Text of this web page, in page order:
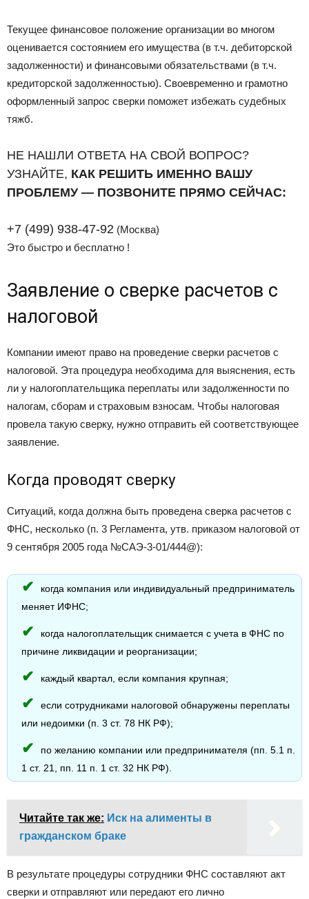
Текущее финансовое положение организации во многом
оценивается состоянием его имущества (в т.ч. дебиторской
задолженности) и финансовыми обязательствами (в т.ч.
кредиторской задолженностью). Своевременно и грамотно
оформленный запрос сверки поможет избежать судебных
тяжб.
НЕ НАШЛИ ОТВЕТА НА СВОЙ ВОПРОС?
УЗНАЙТЕ, КАК РЕШИТЬ ИМЕННО ВАШУ
ПРОБЛЕМУ — ПОЗВОНИТЕ ПРЯМО СЕЙЧАС:
+7 (499) 938-47-92 (Москва)
Это быстро и бесплатно !
Заявление о сверке расчетов с
налоговой
Компании имеют право на проведение сверки расчетов с
налоговой. Эта процедура необходима для выяснения, есть
ли у налогоплательщика переплаты или задолженности по
налогам, сборам и страховым взносам. Чтобы налоговая
провела такую сверку, нужно отправить ей соответствующее
заявление.
Когда проводят сверку
Ситуаций, когда должна быть проведена сверка расчетов с
ФНС, несколько (п. 3 Регламента, утв. приказом налоговой от
9 сентября 2005 года №САЭ-3-01/444@):
когда компания или индивидуальный предприниматель
меняет ИФНС;
когда налогоплательщик снимается с учета в ФНС по
причине ликвидации и реорганизации;
каждый квартал, если компания крупная;
если сотрудниками налоговой обнаружены переплаты
или недоимки (п. 3 ст. 78 НК РФ);
по желанию компании или предпринимателя (пп. 5.1 п.
1 ст. 21, пп. 11 п. 1 ст. 32 НК РФ).
Читайте так же: Иск на алименты в
гражданском браке
В результате процедуры сотрудники ФНС составляют акт
сверки и отправляют или передают его лично